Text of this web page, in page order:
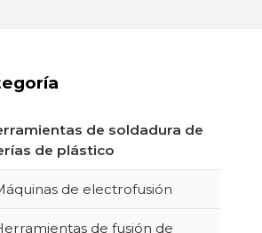
de soldadura de
de plástico
de electrofusión
de fusión de